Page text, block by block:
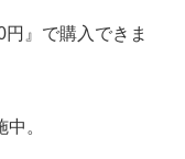
円』で購入できま
。